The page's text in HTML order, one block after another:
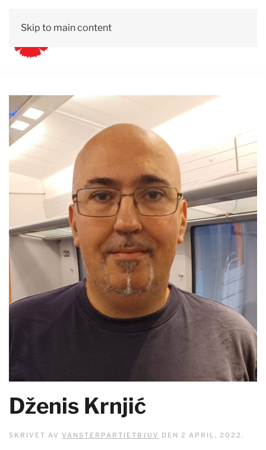
Skip to main content
Dženis Krnjić
SKRIVET AV VANSTERPARTIETBJUV DEN 2 APRIL, 2022 .